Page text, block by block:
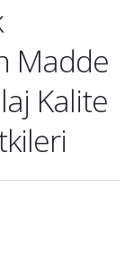
Madde
Kalite